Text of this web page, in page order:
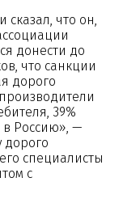
что он,
донести до
что санкции
дорого
39%
Россию», —
дорого
специалисты
с